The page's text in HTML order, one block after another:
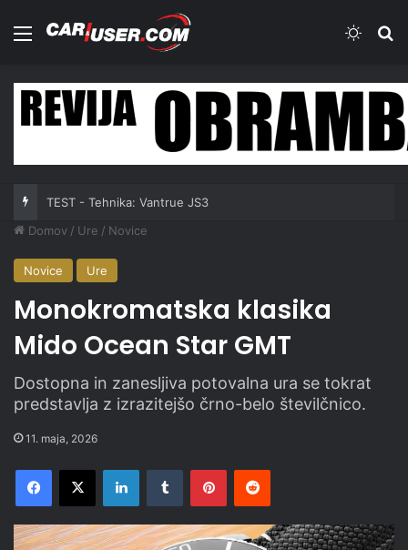
Meni
TEST - Tehnika: Vantrue JS3
Domov / Ure / Novice
Novice Ure
Monokromatska klasika
Mido Ocean Star GMT
Dostopna in zanesljiva potovalna ura se tokrat
predstavlja z izrazitejšo črno-belo številčnico.
11. maja, 2026
Facebook
X LinkedInTumblr PinterestReddit